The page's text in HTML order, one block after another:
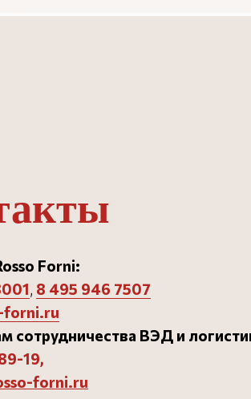
Forni:
, 8 495 946 7507
forni.ru
сотрудничества ВЭД и
19,
forni.ru